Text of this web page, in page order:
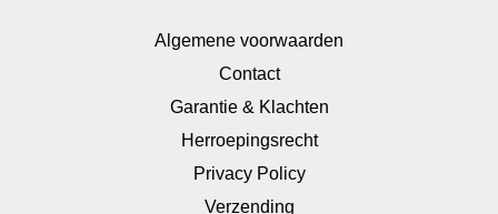
Algemene voorwaarden
Contact
Garantie & Klachten
Herroepingsrecht
Privacy Policy
Verzending